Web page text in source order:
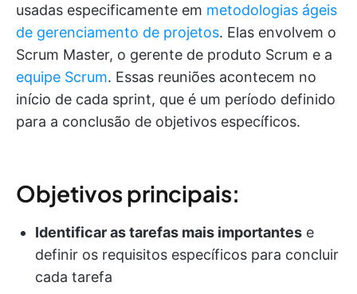
usadas especificamente em metodologias ágeis
de gerenciamento de projetos. Elas envolvem o
Scrum Master, o gerente de produto Scrum e a
equipe Scrum. Essas reuniões acontecem no
início de cada sprint, que é um período definido
para a conclusão de objetivos específicos.
Objetivos principais:
Identificar as tarefas mais importantes e
definir os requisitos específicos para concluir
cada tarefa